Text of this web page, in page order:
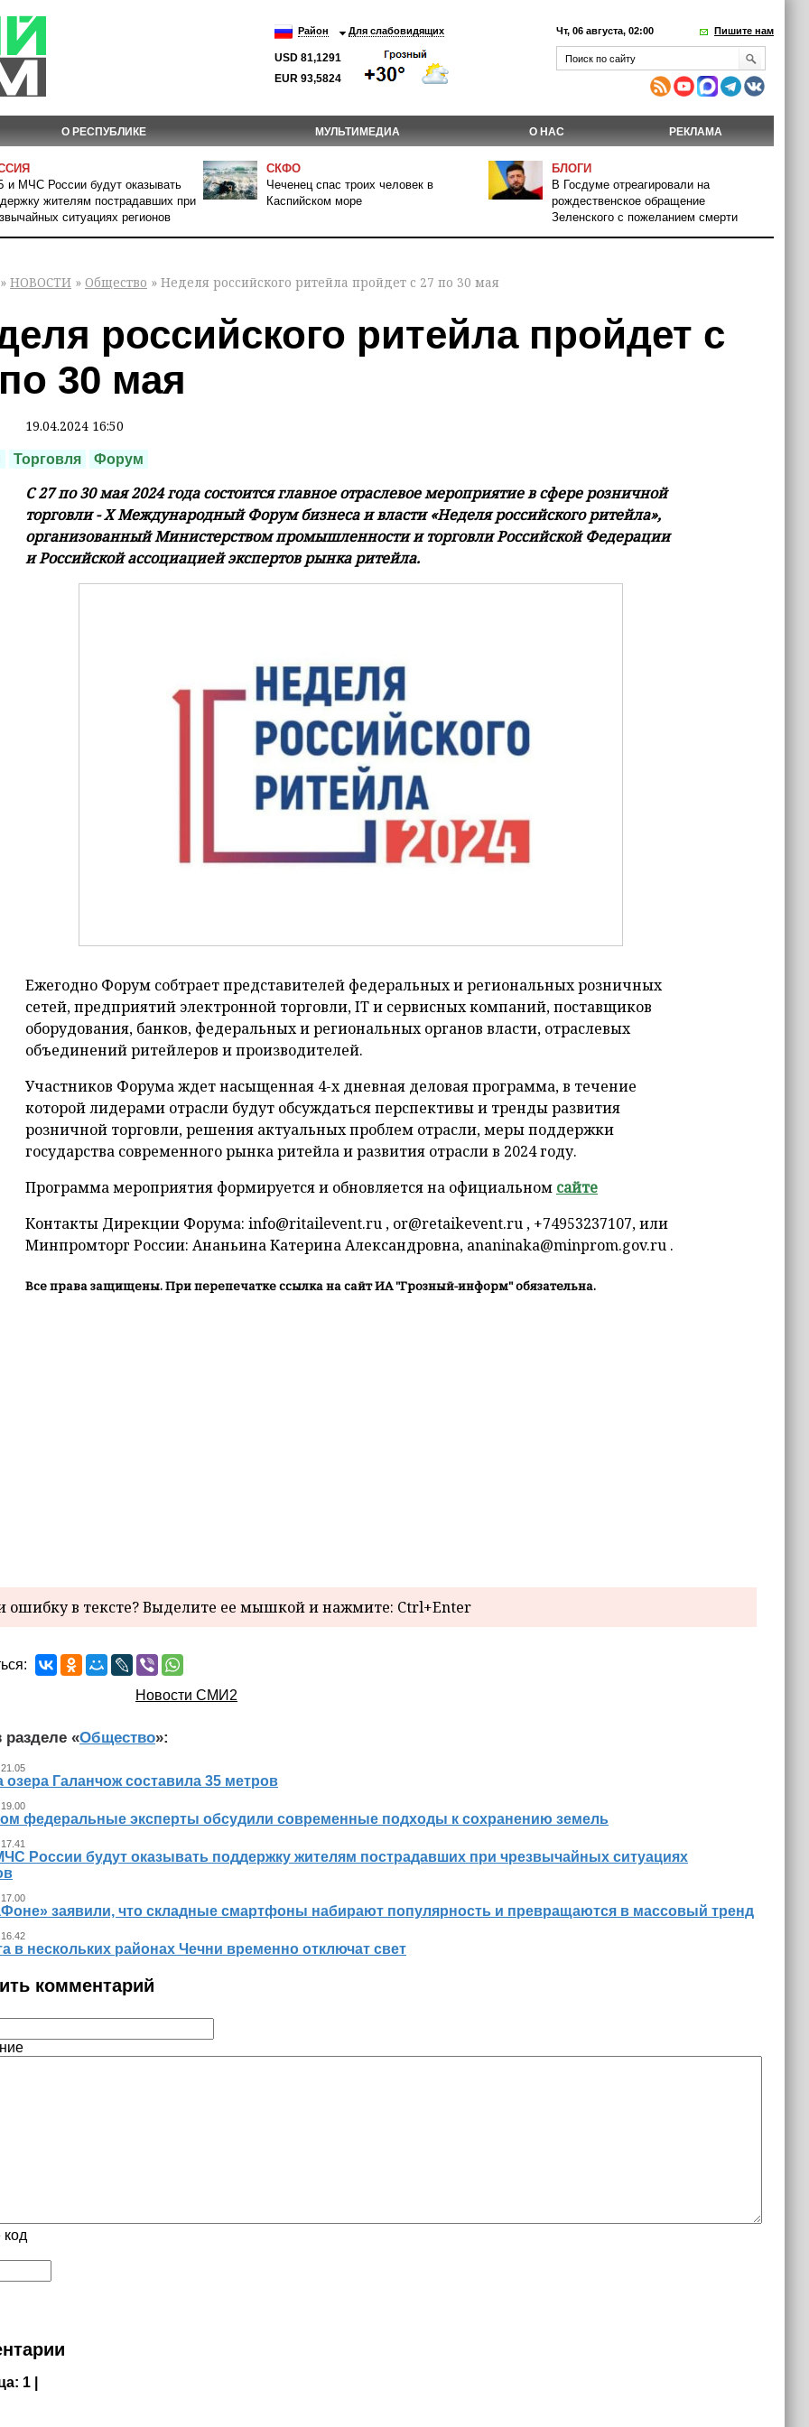
Район Для слабовидящих
USD 81,1291
EUR 93,5824
Чт, 06 августа, 02:00 Пишите нам
О РЕСПУБЛИКЕ МУЛЬТИМЕДИА О НАС РЕКЛАМА
и МЧС России будут оказывать
жителям пострадавших при
ситуациях регионов
СКФО
Чеченец спас троих человек в
Каспийском море
БЛОГИ
В Госдуме отреагировали на
рождественское обращение
Зеленского с пожеланием смерти
» НОВОСТИ » Общество » Неделя российского ритейла пройдет с 27 по 30 мая
российского ритейла пройдет с
30 мая
19.04.2024 16:50
Торговля Форум
С 27 по 30 мая 2024 года состоится главное отраслевое мероприятие в сфере розничной
торговли - Х Международный Форум бизнеса и власти «Неделя российского ритейла»,
организованный Министерством промышленности и торговли Российской Федерации
и Российской ассоциацией экспертов рынка ритейла.
Ежегодно Форум собтрает представителей федеральных и региональных розничных
сетей, предприятий электронной торговли, IT и сервисных компаний, поставщиков
оборудования, банков, федеральных и региональных органов власти, отраслевых
объединений ритейлеров и производителей.
Участников Форума ждет насыщенная 4-х дневная деловая программа, в течение
которой лидерами отрасли будут обсуждаться перспективы и тренды развития
розничной торговли, решения актуальных проблем отрасли, меры поддержки
государства современного рынка ритейла и развития отрасли в 2024 году.
Программа мероприятия формируется и обновляется на официальном сайте
Контакты Дирекции Форума: info@ritailevent.ru , or@retaikevent.ru , +74953237107, или
Минпромторг России: Ананьина Катерина Александровна, ananinaka@minprom.gov.ru .
Все права защищены. При перепечатке ссылка на сайт ИА "Грозный-информ" обязательна.
в тексте? Выделите ее мышкой и нажмите: Ctrl+Enter
Новости СМИ2
разделе «Общество»:
озера Галанчож составила 35 метров
федеральные эксперты обсудили современные подходы к сохранению земель
России будут оказывать поддержку жителям пострадавших при чрезвычайных ситуациях
заявили, что складные смартфоны набирают популярность и превращаются в массовый тренд
в нескольких районах Чечни временно отключат свет
комментарий
код
1 |